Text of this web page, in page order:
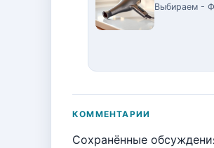
Выбираем -
КОММЕНТАРИИ
Сохранённые